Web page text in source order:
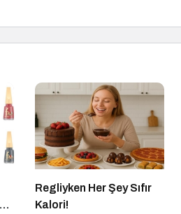
Regliyken Her Şey Sıfır
Kalori!